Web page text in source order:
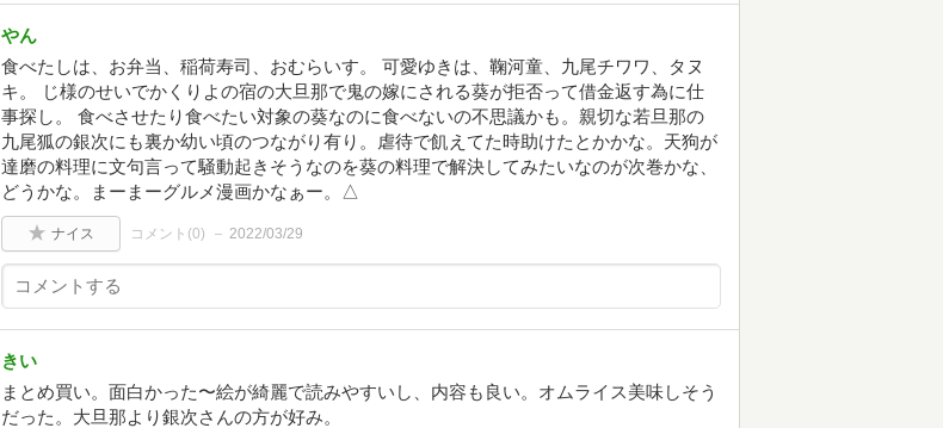
やん
食べたしは、お弁当、稲荷寿司、おむらいす。 可愛ゆきは、鞠河童、九尾チワワ、タヌ
キ。 じ様のせいでかくりよの宿の大旦那で鬼の嫁にされる葵が拒否って借金返す為に仕
事探し。 食べさせたり食べたい対象の葵なのに食べないの不思議かも。親切な若旦那の
九尾狐の銀次にも裏か幼い頃のつながり有り。虐待で飢えてた時助けたとかかな。天狗が
達磨の料理に文句言って騒動起きそうなのを葵の料理で解決してみたいなのが次巻かな、
どうかな。まーまーグルメ漫画かなぁー。△
ナイス コメント(0) 2022/03/29
きい
まとめ買い。面白かった〜絵が綺麗で読みやすいし、内容も良い。オムライス美味しそう
だった。大旦那より銀次さんの方が好み。